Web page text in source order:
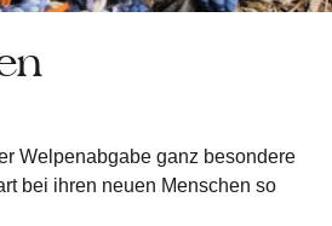
Welpenabgabe ganz besondere
bei ihren neuen Menschen so